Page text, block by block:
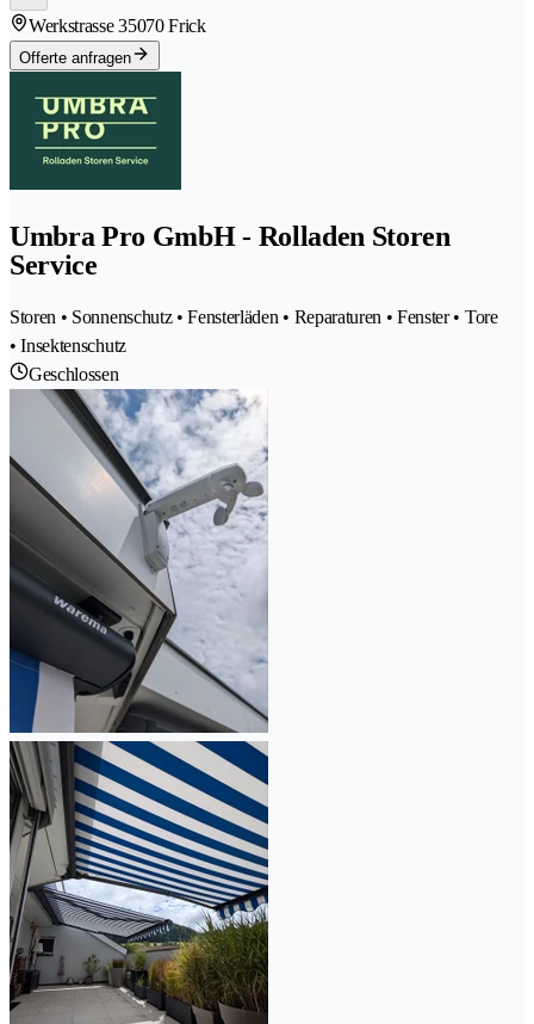
Werkstrasse 35070 Frick
Offerte anfragen
Umbra Pro GmbH - Rolladen Storen
Service
Storen • Sonnenschutz • Fensterläden • Reparaturen • Fenster • Tore
• Insektenschutz
Geschlossen